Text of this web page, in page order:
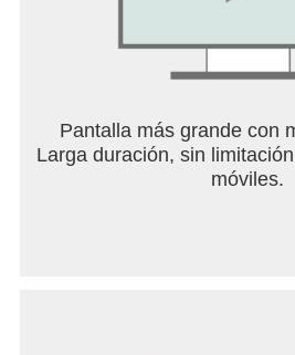
desahogarse.
• Explorar y desarrollar
e ideas, incluidos diseños de
Pantalla más grande con
Larga duración, sin
móviles.